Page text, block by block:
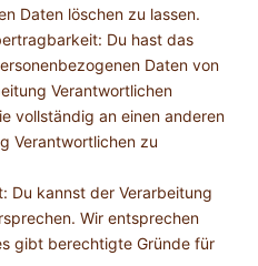
Daten löschen zu lassen.
Du hast das
Daten von
Verantwortlichen
vollständig an einen anderen
Verantwortlichen zu
Du kannst der Verarbeitung
Wir entsprechen
gibt berechtigte Gründe für